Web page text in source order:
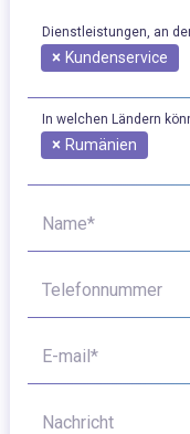
Dienstleistungen, an
× Kundenservice
In welchen Ländern
× Rumänien
Name*
Telefonnummer
E-mail*
Nachricht